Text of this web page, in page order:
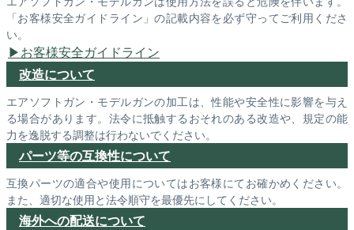
「お客様安全ガイドライン」の記載内容を必ず守ってご利用くださ
い。
お客様安全ガイドライン
改造について
エアソフトガン・モデルガンの加工は、性能や安全性に影響を与え
る場合があります。法令に抵触するおそれのある改造や、規定の能
力を逸脱する調整は行わないでください。
パーツ等の互換性について
互換パーツの適合や使用についてはお客様にてお確かめください。
また、適切な使用と法令順守を最優先にしてください。
海外への配送について